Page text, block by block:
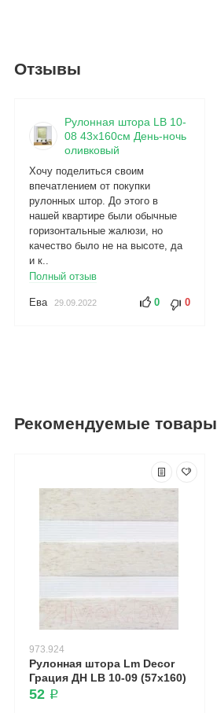
Отзывы
Рулонная штора LB 10-
08 43х160см День-ночь
оливковый
Хочу поделиться своим
впечатлением от покупки
рулонных штор. До этого в
нашей квартире были обычные
горизонтальные жалюзи, но
качество было не на высоте, да
и к..
Полный отзыв
Ева 29.09.2022 0 0
Рекомендуемые товары
973.924
Рулонная штора Lm Decor
Грация ДН LB 10-09 (57x160)
52 ₽